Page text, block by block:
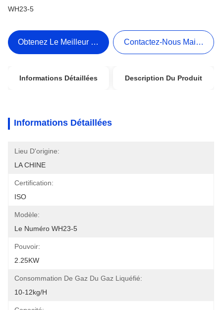
WH23-5
Obtenez Le Meilleur Prix Contactez-Nous Maintenant
Informations Détaillées Description Du Produit
Informations Détaillées
Lieu D'origine:
LA CHINE
Certification:
ISO
Modèle:
Le Numéro WH23-5
Pouvoir:
2.25KW
Consommation De Gaz Du Gaz Liquéfié:
10-12kg/h